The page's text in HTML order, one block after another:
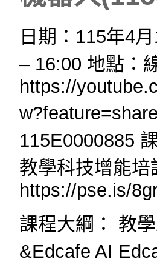
日期：115年4
– 16:00 地點：
https://
115E0000885
教學科技增能
https://pse.is/
課程大綱： 教
&Edcafe AI